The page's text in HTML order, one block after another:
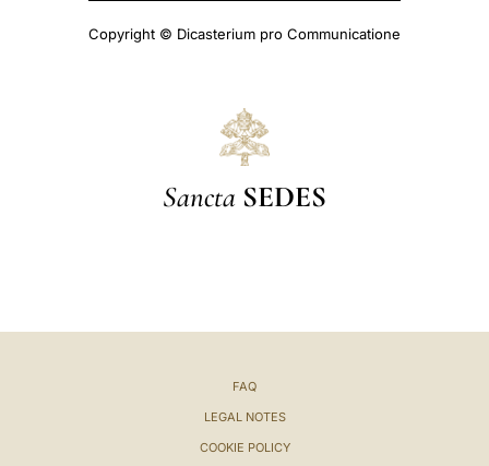
Copyright © Dicasterium pro Communicatione
Sancta SEDES
FAQ
LEGAL NOTES
COOKIE POLICY